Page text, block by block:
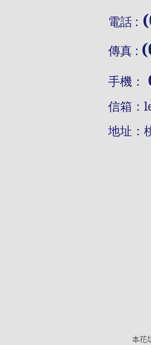
電話 :
傳真 :
手機：
信箱：
地址：桃園
本花